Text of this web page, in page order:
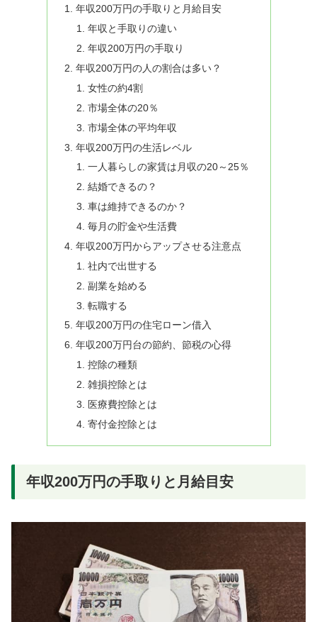
年収200万円の手取りと月給目安
年収と手取りの違い
年収200万円の手取り
年収200万円の人の割合は多い？
女性の約4割
市場全体の20％
市場全体の平均年収
年収200万円の生活レベル
一人暮らしの家賃は月収の20～25％
結婚できるの？
車は維持できるのか？
毎月の貯金や生活費
年収200万円からアップさせる注意点
社内で出世する
副業を始める
転職する
年収200万円の住宅ローン借入
年収200万円台の節約、節税の心得
控除の種類
雑損控除とは
医療費控除とは
寄付金控除とは
年収200万円の手取りと月給目安